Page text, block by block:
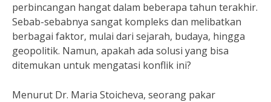
perbincangan hangat dalam beberapa tahun terakhir.
Sebab-sebabnya sangat kompleks dan melibatkan
berbagai faktor, mulai dari sejarah, budaya, hingga
geopolitik. Namun, apakah ada solusi yang bisa
ditemukan untuk mengatasi konflik ini?
Menurut Dr. Maria Stoicheva, seorang pakar